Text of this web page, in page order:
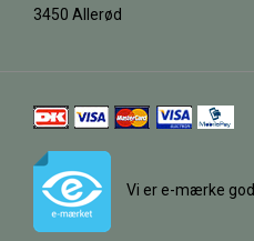
3450 Allerød
Vi er e-mærke